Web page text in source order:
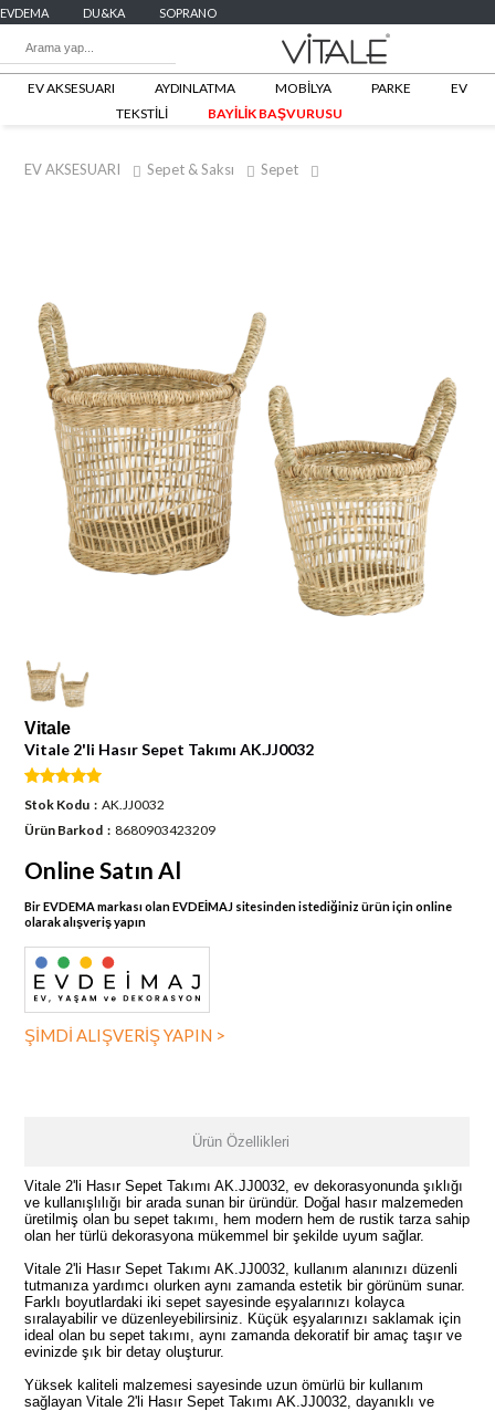
EVDEMA DU&KA SOPRANO
EV AKSESUARI AYDINLATMA MOBİLYA PARKE
EV
TEKSTİLİ
BAYİLİK BAŞVURUSU
EV AKSESUARI Sepet & Saksı Sepet
Vitale
Vitale 2'li Hasır Sepet Takımı AK.JJ0032
Stok Kodu
AK.JJ0032
Ürün Barkod
8680903423209
Online Satın Al
Bir EVDEMA markası olan EVDEİMAJ sitesinden istediğiniz ürün için online
olarak alışveriş yapın
ŞİMDİ ALIŞVERİŞ YAPIN >
Ürün Özellikleri
Vitale 2'li Hasır Sepet Takımı AK.JJ0032, ev dekorasyonunda şıklığı
ve kullanışlılığı bir arada sunan bir üründür. Doğal hasır malzemeden
üretilmiş olan bu sepet takımı, hem modern hem de rustik tarza sahip
olan her türlü dekorasyona mükemmel bir şekilde uyum sağlar.
Vitale 2'li Hasır Sepet Takımı AK.JJ0032, kullanım alanınızı düzenli
tutmanıza yardımcı olurken aynı zamanda estetik bir görünüm sunar.
Farklı boyutlardaki iki sepet sayesinde eşyalarınızı kolayca
sıralayabilir ve düzenleyebilirsiniz. Küçük eşyalarınızı saklamak için
ideal olan bu sepet takımı, aynı zamanda dekoratif bir amaç taşır ve
evinizde şık bir detay oluşturur.
Yüksek kaliteli malzemesi sayesinde uzun ömürlü bir kullanım
sağlayan Vitale 2'li Hasır Sepet Takımı AK.JJ0032, dayanıklı ve